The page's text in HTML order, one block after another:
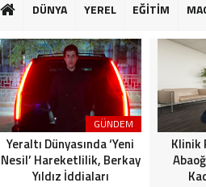
GÜNKÜ GİBİ
10:14 -
Edildi!”
19:53 -
19:51 -
DÜNYA YEREL EĞİTİM
GÜNDEM
Yeraltı Dünyasında ‘Yeni
Nesil’ Hareketlilik, Berkay
Yıldız İddiaları
Klinik